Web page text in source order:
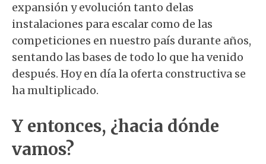
expansión y evolución tanto delas
instalaciones para escalar como de las
competiciones en nuestro país durante años,
sentando las bases de todo lo que ha venido
después. Hoy en día la oferta constructiva se
ha multiplicado.
Y entonces, ¿hacia dónde
vamos?